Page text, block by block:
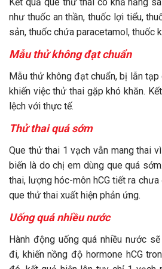
như thuốc an thần, thuốc lợi tiểu,
sản, thuốc chứa paracetamol, thuốc
Mẫu thử không đạt chuẩn
Mẫu thử không đạt chuẩn, bị lẫn
khiến việc thử thai gặp khó khăn.
lệch với thực tế.
Thử thai quá sớm
Que thử thai 1 vạch vẫn mang thai
biến là do chị em dùng que quá
thai, lượng hóc-môn hCG tiết ra
que thử thai xuất hiện phản ứng.
Uống quá nhiều nước
Hành động uống quá nhiều nước
đi, khiến nồng độ hormone hCG